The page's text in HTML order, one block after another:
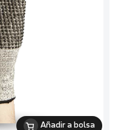
Añadir a bolsa